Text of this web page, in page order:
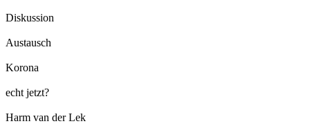
Diskussion
Austausch
Korona
echt jetzt?
Harm van der Lek